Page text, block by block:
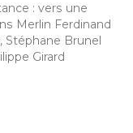
: vers une
Merlin Ferdinand
Stéphane Brunel
Girard